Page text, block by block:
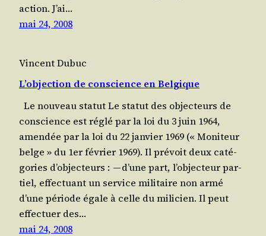
action. J’ai…
mai 24, 2008
Vincent Dubuc
L’objection de conscience en Belgique
Le nou­veau statut Le sta­tut des objec­teurs de
conscience est réglé par la loi du 3 juin 1964,
amen­dée par la loi du 22 jan­vier 1969 (« Moni­teur
belge » du 1er février 1969). Il pré­voit deux caté­
go­ries d’objecteurs : — d’une part, l’objecteur par­
tiel, effec­tuant un ser­vice mili­taire non armé
d’une période égale à celle du mili­cien. Il peut
effec­tuer des…
mai 24, 2008